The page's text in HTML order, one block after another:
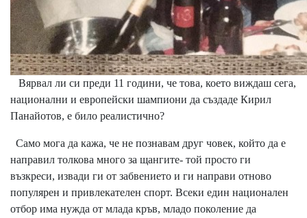
Вярвал ли си преди 11 години, че това, което виждаш сега,
национални и европейски шампиони да създаде Кирил
Панайотов, е било реалистично?
Само мога да кажа, че не познавам друг човек, който да е
направил толкова много за щангите- той просто ги
възкреси, извади ги от забвението и ги направи отново
популярен и привлекателен спорт. Всеки един национален
отбор има нужда от млада кръв, младо поколение да